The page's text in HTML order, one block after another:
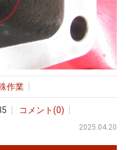
作業
コメント(0)
2025.04.20